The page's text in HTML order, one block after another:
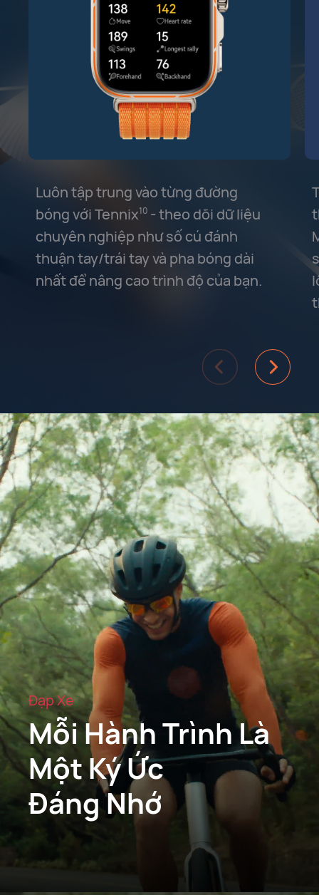
Luôn tập trung vào từng đường
bóng với Tennix10- theo dõi dữ liệu
chuyên nghiệp như số cú đánh
thuận tay/trái tay và pha bóng dài
nhất để nâng cao trình độ của bạn.
Đạp Xe
Mỗi Hành TrìnhLà
Một Ký Ức
Đáng Nhớ